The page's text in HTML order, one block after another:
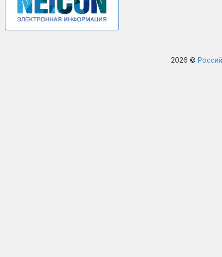
2026 ©